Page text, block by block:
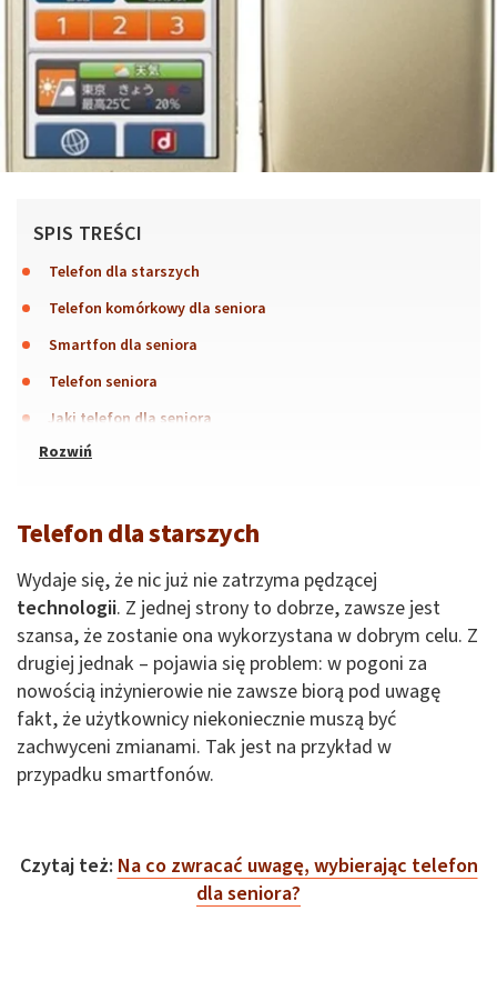
SPIS TREŚCI
Telefon dla starszych
Telefon komórkowy dla seniora
Smartfon dla seniora
Telefon seniora
Jaki telefon dla seniora
Telefon dla starszych
Wydaje się, że nic już nie zatrzyma pędzącej
technologii. Z jednej strony to dobrze, zawsze jest
szansa, że zostanie ona wykorzystana w dobrym celu. Z
drugiej jednak – pojawia się problem: w pogoni za
nowością inżynierowie nie zawsze biorą pod uwagę
fakt, że użytkownicy niekoniecznie muszą być
zachwyceni zmianami. Tak jest na przykład w
przypadku smartfonów.
Czytaj też: Na co zwracać uwagę, wybierając telefon
dla seniora?